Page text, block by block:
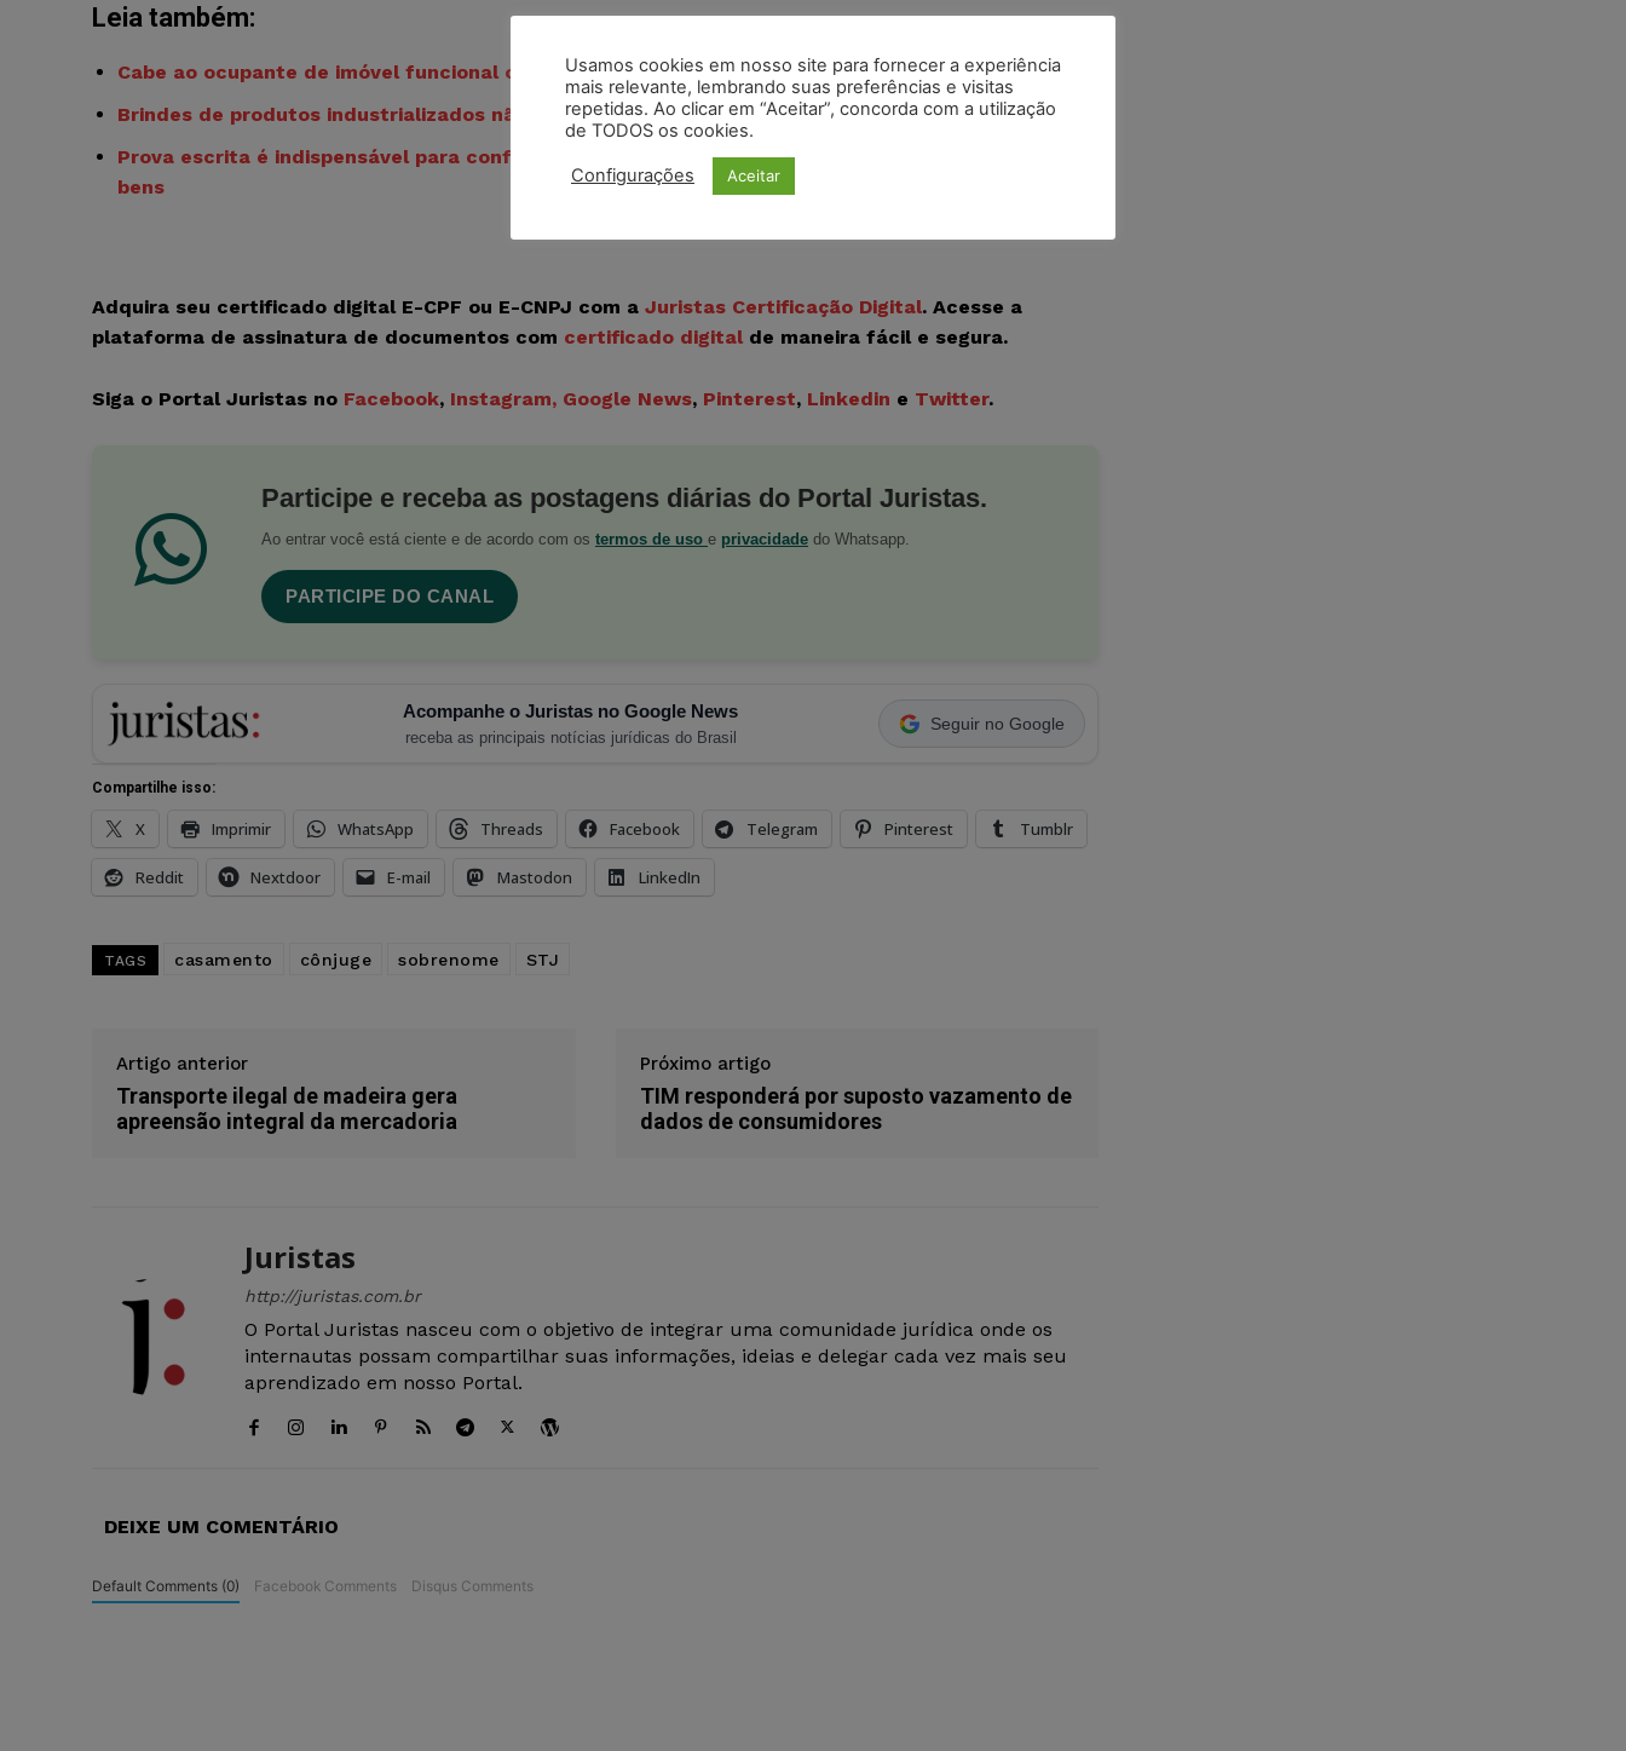
Leia também:
Cabe ao ocupante de imóvel funcional o pagamento da taxa de zeladoria
Brindes de produtos industrializados não dão direito a crédito de IPI
Prova escrita é indispensável para configurar sociedade de fato em separação convencional de
bens
Adquira seu certificado digital E-CPF ou E-CNPJ com a Juristas Certificação Digital. Acesse a
plataforma de assinatura de documentos com certificado digital de maneira fácil e segura.
Siga o Portal Juristas no Facebook, Instagram, Google News, Pinterest, Linkedin e Twitter.
Participe e receba as postagens diárias do Portal Juristas.
Ao entrar você está ciente e de acordo com os termos de uso e privacidade do Whatsapp.
PARTICIPE DO CANAL
Acompanhe o Juristas no Google News
receba as principais notícias jurídicas do Brasil
Seguir no Google
Compartilhe isso:
X Imprimir WhatsApp Threads Facebook Telegram Pinterest Tumblr
Reddit Nextdoor E-mail Mastodon LinkedIn
TAGS casamento cônjuge sobrenome STJ
Artigo anterior
Transporte ilegal de madeira gera
apreensão integral da mercadoria
Próximo artigo
TIM responderá por suposto vazamento de
dados de consumidores
Juristas
http://juristas.com.br
O Portal Juristas nasceu com o objetivo de integrar uma comunidade jurídica onde os
internautas possam compartilhar suas informações, ideias e delegar cada vez mais seu
aprendizado em nosso Portal.
DEIXE UM COMENTÁRIO
Default Comments (0) Facebook Comments Disqus Comments
Usamos cookies em nosso site para fornecer a experiência
mais relevante, lembrando suas preferências e visitas
repetidas. Ao clicar em “Aceitar”, concorda com a utilização
de TODOS os cookies.
Configurações Aceitar